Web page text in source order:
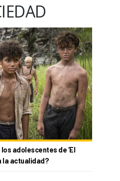
adolescentes de ‘El
la actualidad?